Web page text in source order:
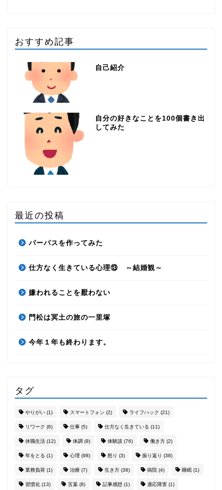
おすすめ記事
自己紹介
自分の好きなことを100個書き出
してみた
最近の投稿
パーパスを作ってみた
仕方なく生きている心理⑬ ～結婚観～
嫌われることを厭わない
門松は冥土の旅の一里塚
今年１年も終わります。
タグ
やりがい (1) スマートフォン (2) ライフハック (21)
リワーク (6) 仕事 (5) 仕方なく生きている (11)
休職生活 (12) 体調 (9) 体験談 (76) 働き方 (2)
年をとる (1) 心理 (98) 怒り (3) 振り返り (38)
業務負荷 (1) 治療 (7) 生き方 (38) 病院 (4) 睡眠 (1)
習慣化 (13) 言葉 (8) 記事感想 (1) 適応障害 (1)